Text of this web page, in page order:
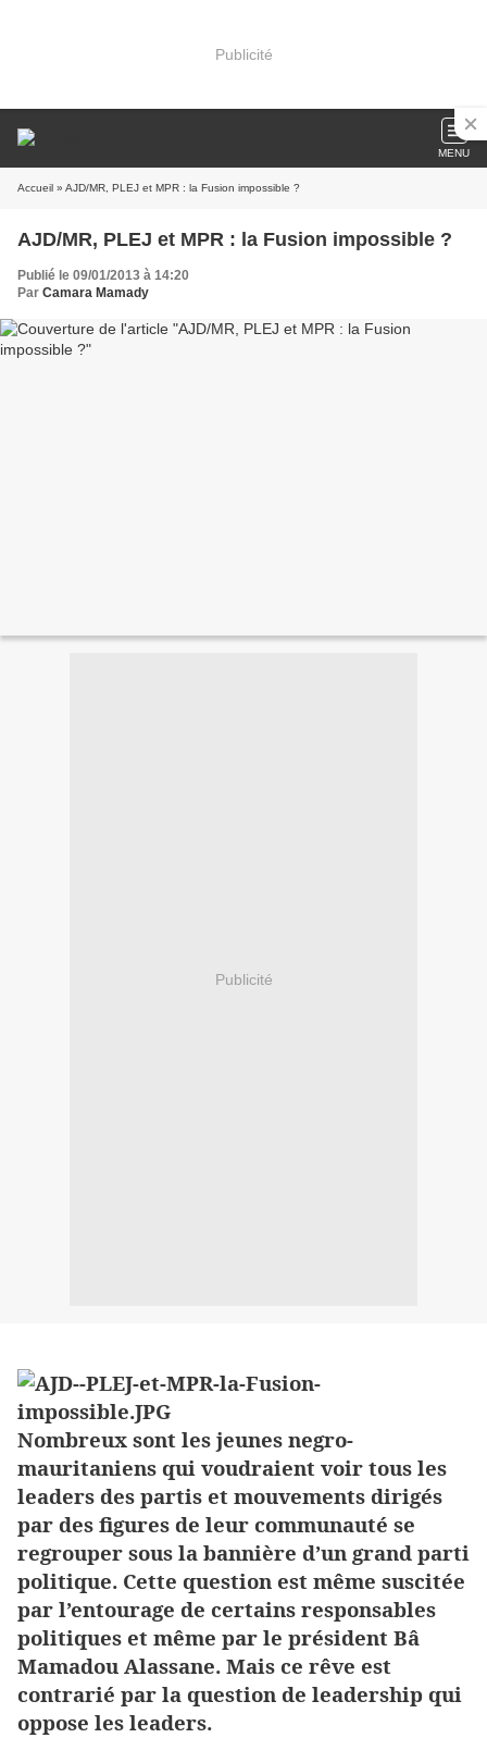
Publicité
MENU
Accueil » AJD/MR, PLEJ et MPR : la Fusion impossible ?
AJD/MR, PLEJ et MPR : la Fusion impossible ?
Publié le 09/01/2013 à 14:20
Par Camara Mamady
Publicité
Nombreux sont les jeunes negro-
mauritaniens qui voudraient voir tous les
leaders des partis et mouvements dirigés
par des figures de leur communauté se
regrouper sous la bannière d’un grand parti
politique. Cette question est même suscitée
par l’entourage de certains responsables
politiques et même par le président Bâ
Mamadou Alassane. Mais ce rêve est
contrarié par la question de leadership qui
oppose les leaders.